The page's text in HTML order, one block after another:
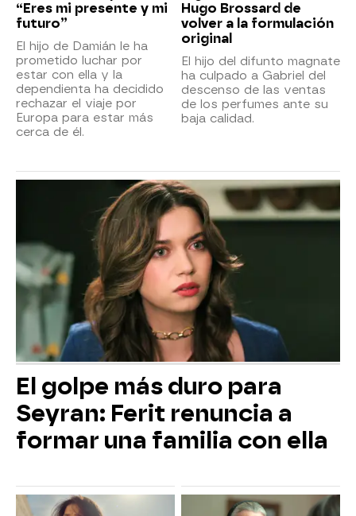
“Eres mi presente y mi
futuro”
El hijo de Damián le ha
prometido luchar por
estar con ella y la
dependienta ha decidido
rechazar el viaje por
Europa para estar más
cerca de él.
Hugo Brossard de
volver a la formulación
original
El hijo del difunto magnate
ha culpado a Gabriel del
descenso de las ventas
de los perfumes ante su
baja calidad.
El golpe más duro para
Seyran: Ferit renuncia a
formar una familia con ella